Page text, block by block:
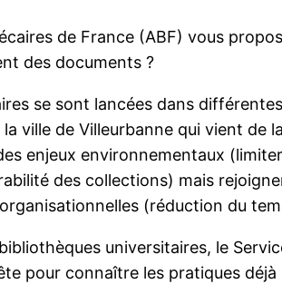
de France (ABF) vous
des documents ?
se sont lancées dans
ville de Villeurbanne qui vient de
enjeux environnementaux
des collections) mais
(réduction du
universitaires, le
pour connaître les pratiques